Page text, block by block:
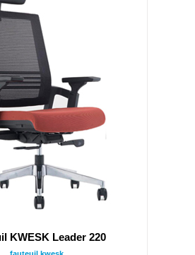
KWESK Leader 220